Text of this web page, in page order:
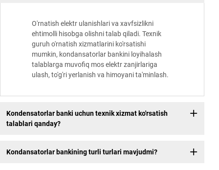
O'rnatish elektr ulanishlari va xavfsizlikni
ehtimolli hisobga olishni talab qiladi. Texnik
guruh o'rnatish xizmatlarini ko'rsatishi
mumkin, kondansatorlar bankini loyihalash
talablarga muvofiq mos elektr zanjirlariga
ulash, to'g'ri yerlanish va himoyani ta'minlash.
Kondensatorlar banki uchun texnik xizmat ko'rsatish
talablari qanday?
Kondansatorlar bankining turli turlari mavjudmi?